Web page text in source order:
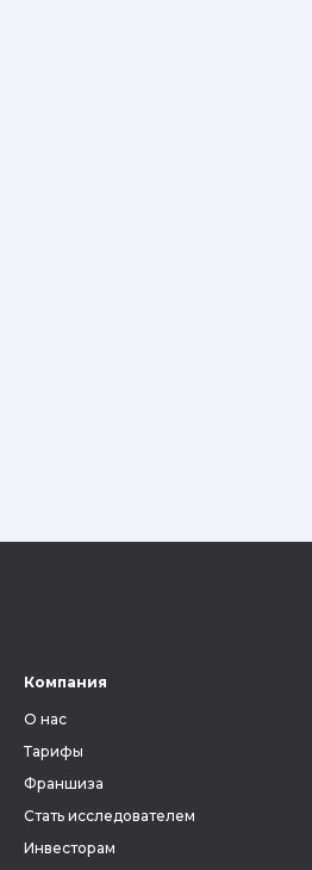
Компания
О нас
Тарифы
Франшиза
Стать исследователем
Инвесторам